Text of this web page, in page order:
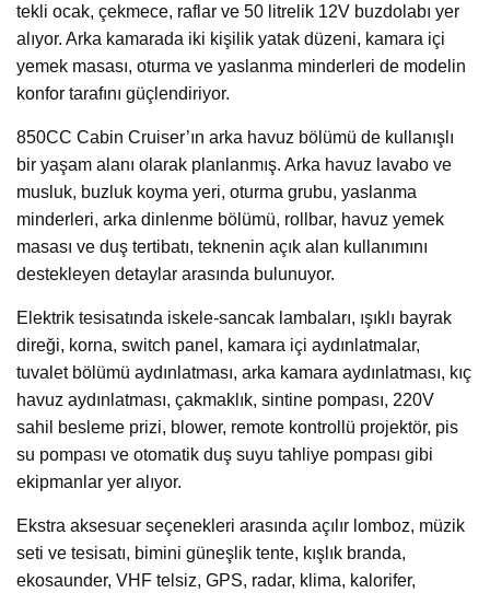
tekli ocak, çekmece, raflar ve 50 litrelik 12V buzdolabı yer
alıyor. Arka kamarada iki kişilik yatak düzeni, kamara içi
yemek masası, oturma ve yaslanma minderleri de modelin
konfor tarafını güçlendiriyor.
850CC Cabin Cruiser’ın arka havuz bölümü de kullanışlı
bir yaşam alanı olarak planlanmış. Arka havuz lavabo ve
musluk, buzluk koyma yeri, oturma grubu, yaslanma
minderleri, arka dinlenme bölümü, rollbar, havuz yemek
masası ve duş tertibatı, teknenin açık alan kullanımını
destekleyen detaylar arasında bulunuyor.
Elektrik tesisatında iskele-sancak lambaları, ışıklı bayrak
direği, korna, switch panel, kamara içi aydınlatmalar,
tuvalet bölümü aydınlatması, arka kamara aydınlatması, kıç
havuz aydınlatması, çakmaklık, sintine pompası, 220V
sahil besleme prizi, blower, remote kontrollü projektör, pis
su pompası ve otomatik duş suyu tahliye pompası gibi
ekipmanlar yer alıyor.
Ekstra aksesuar seçenekleri arasında açılır lomboz, müzik
seti ve tesisatı, bimini güneşlik tente, kışlık branda,
ekosaunder, VHF telsiz, GPS, radar, klima, kalorifer,